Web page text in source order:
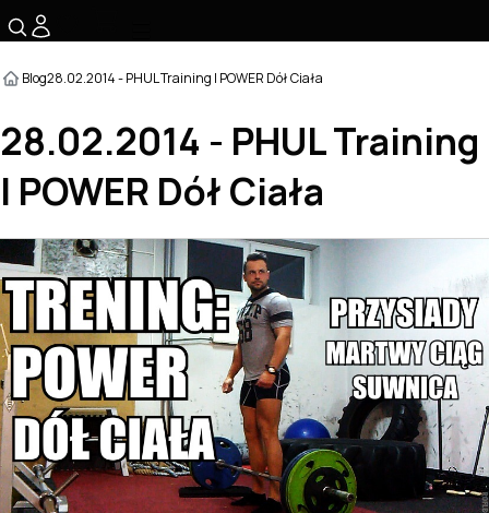
Blog28.02.2014 - PHUL Training | POWER Dół Ciała
28.02.2014 - PHUL Training
| POWER Dół Ciała